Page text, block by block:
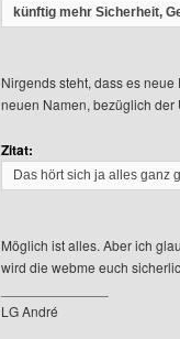
künftig mehr Sicherheit,
Nirgends steht, dass es
neuen Namen, bezüglich der
Zitat:
Das hört sich ja alles ganz
Möglich ist alles. Aber ich
wird die webme euch
LG André